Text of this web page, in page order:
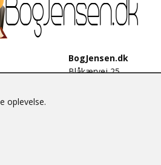
BogJensen.dk
Blåkærvej 25
oplevelse.